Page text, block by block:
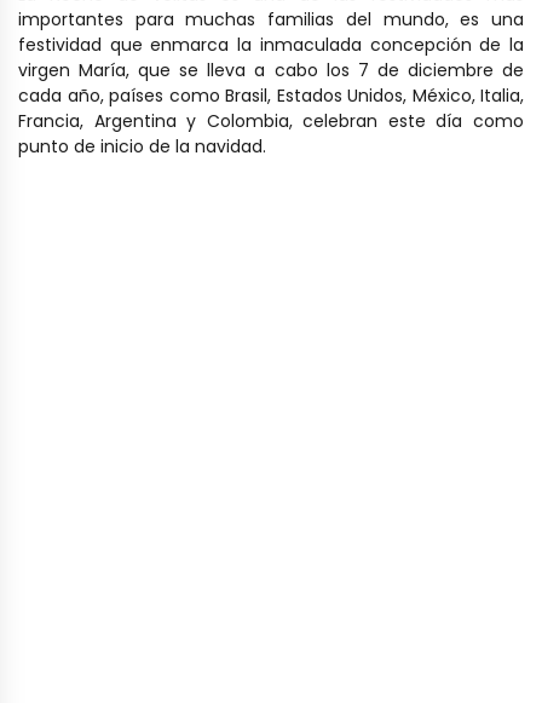
importantes para muchas familias del mundo, es una
festividad que enmarca la inmaculada concepción de la
virgen María, que se lleva a cabo los 7 de diciembre de
cada año, países como Brasil, Estados Unidos, México, Italia,
Francia, Argentina y Colombia, celebran este día como
punto de inicio de la navidad.